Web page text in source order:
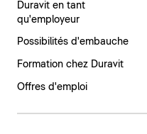
Duravit en tant
qu'employeur
Possibilités d'embauche
Formation chez Duravit
Offres d'emploi